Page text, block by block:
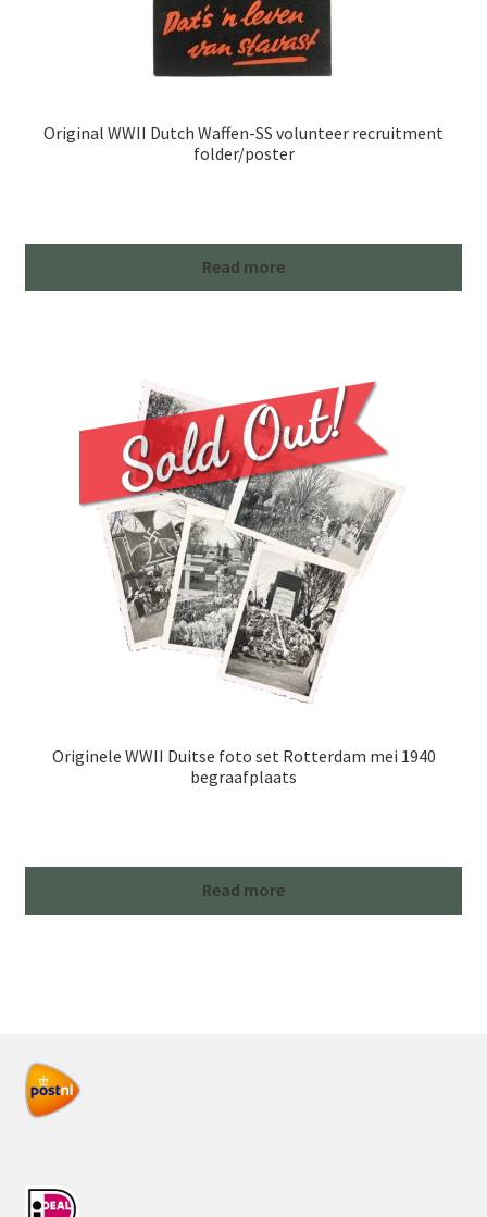
Original WWII Dutch Waffen-SS volunteer recruitment
folder/poster
Read more
Originele WWII Duitse foto set Rotterdam mei 1940
begraafplaats
Read more